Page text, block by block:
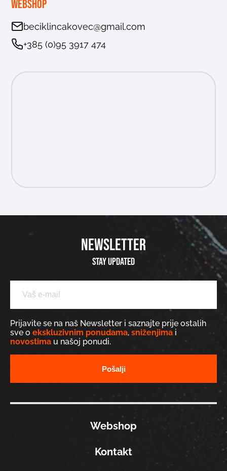
Webshop
beciklincakovec@gmail.com
+385 (0)95 3917 474
NEWSLETTER
Stay updated
Prijavite se na naš Newsletter i saznajte prije ostalih
sve o ekskluzivnim ponudama, sniženjima i
novostima u našoj ponudi.
Webshop
Kontakt